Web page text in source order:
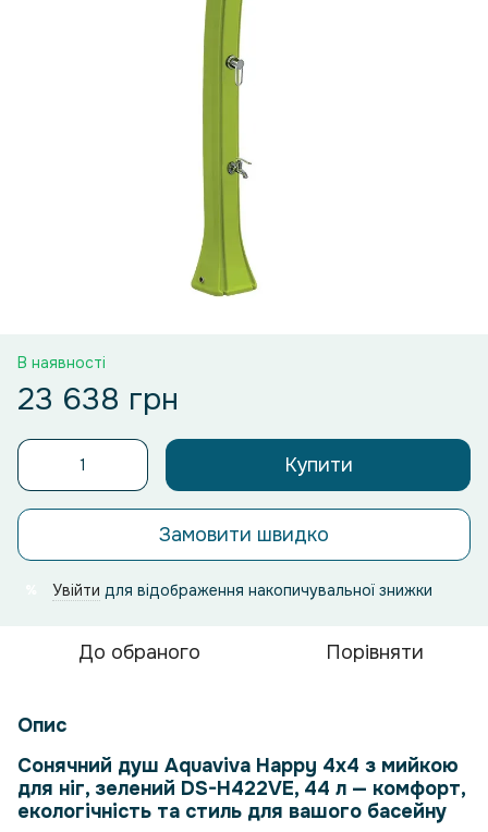
В наявності
23 638 грн
Купити
Замовити швидко
Увійти для відображення накопичувальної знижки
До обраного Порівняти
Опис
Сонячний душ Aquaviva Happy 4x4 з мийкою
для ніг, зелений DS-H422VE, 44 л — комфорт,
екологічність та стиль для вашого басейну